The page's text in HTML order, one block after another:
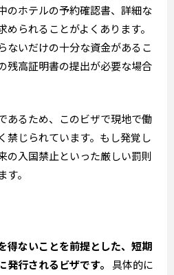
のホテルの予約確認書、詳細な
られることがよくあります。
ないだけの十分な資金があるこ
残高証明書の提出が必要な場合
あるため、このビザで現地で働
禁じられています。もし発覚し
の入国禁止といった厳しい罰則
。
得ないことを前提とした、短期
行されるビザです。 具体的に